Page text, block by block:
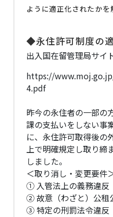
ように適正化されたかを
◆永住許可制度の
出入国在留管理局サイ
https://
4.pdf
昨今の永住者の一部の
課の支払いをしない事
に、永住許可取得後の
上で明確規定し取り締
しました。
＜取り消し・変更要件
① 入管法上の義務違反
② 故意（わざと）公租
③ 特定の刑罰法令違反